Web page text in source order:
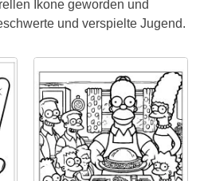
Ikone geworden und
und verspielte Jugend.